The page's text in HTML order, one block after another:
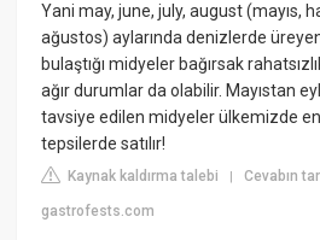
Yani may, june, july, august (mayıs,
ağustos) aylarında denizlerde
bulaştığı midyeler bağırsak
ağır durumlar da olabilir. Mayıstan
tavsiye edilen midyeler ülkemizde
tepsilerde satılır!
Kaynak kaldırma talebi |Cevabın
gastrofests.com